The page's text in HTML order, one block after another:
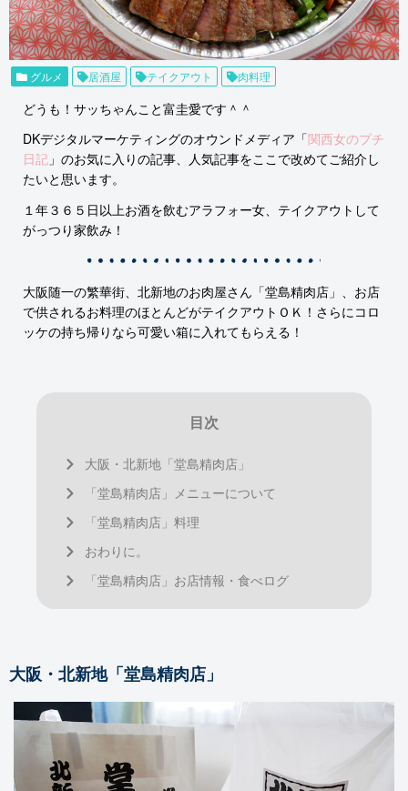
グルメ 居酒屋 テイクアウト 肉料理
どうも！サッちゃんこと富圭愛です＾＾
DKデジタルマーケティングのオウンドメディア「関西女のプチ
日記 」のお気に入りの記事、人気記事をここで改めてご紹介し
たいと思います。
１年３６５日以上お酒を飲むアラフォー女、テイクアウトして
がっつり家飲み！
大阪随一の繁華街、北新地のお肉屋さん「堂島精肉店」、お店
で供されるお料理のほとんどがテイクアウトＯＫ！さらにコロ
ッケの持ち帰りなら可愛い箱に入れてもらえる！
目次
大阪・北新地「堂島精肉店」
「堂島精肉店」メニューについて
「堂島精肉店」料理
おわりに。
「堂島精肉店」お店情報・食べログ
大阪・北新地「堂島精肉店」